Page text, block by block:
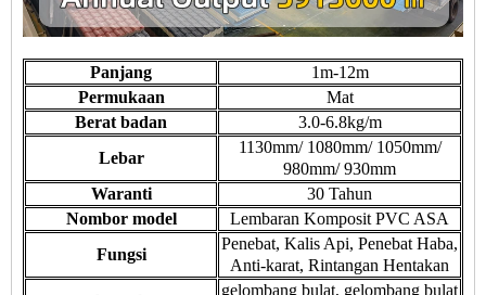
Panjang
1m-12m
Permukaan
Mat
Berat badan
3.0-6.8kg/m
Lebar
1130mm/ 1080mm/ 1050mm/
980mm/ 930mm
Waranti
30 Tahun
Nombor model
Lembaran Komposit PVC ASA
Fungsi
Penebat, Kalis Api, Penebat Haba,
Anti-karat, Rintangan Hentakan
gelombang bulat, gelombang bulat